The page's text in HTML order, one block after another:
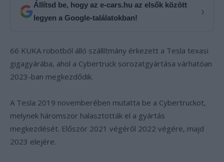
Állítsd be, hogy az e-cars.hu az elsők között
legyen a Google-találatokban!
›
66 KUKA robotból álló szállítmány érkezett a Tesla texasi
gigagyárába, ahol a Cybertruck sorozatgyártása várhatóan
2023-ban megkezdődik.
A Tesla 2019 novemberében mutatta be a Cybertruckot,
melynek háromszor halasztották el a gyártás
megkezdését. Először 2021 végéről 2022 végére, majd
2023 elejére.